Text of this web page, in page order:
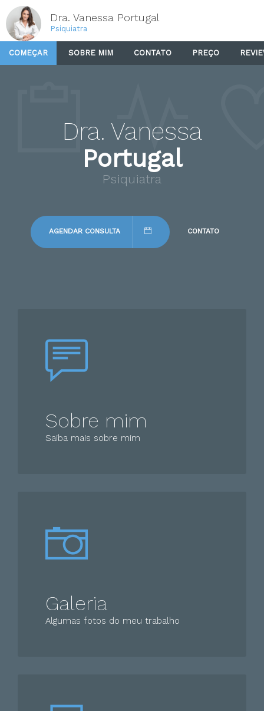
Dra. Vanessa Portugal
Psiquiatra
COMEÇAR SOBRE MIM CONTATO PREÇO
Dra. Vanessa
Portugal
Psiquiatra
AGENDAR CONSULTA CONTATO
Sobre mim
Saiba mais sobre mim
Galeria
Algumas fotos do meu trabalho